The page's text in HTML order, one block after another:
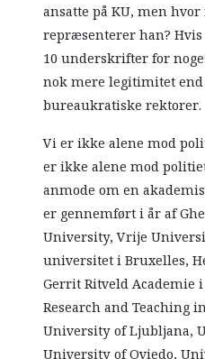
ansatte på KU, men
repræsenterer han?
10 underskrifter for
nok mere legitimitet end
bureaukratiske rektorer.
Vi er ikke alene mod
er ikke alene mod
anmode om en
er gennemført i år af
University, Vrije
universitet i Bruxelles,
Gerrit Ritveld Academie
Research and Teaching
University of Ljubljana,
University of Oviedo,